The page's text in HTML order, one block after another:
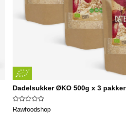
Dadelsukker ØKO 500g x 3 pakker
Rawfoodshop